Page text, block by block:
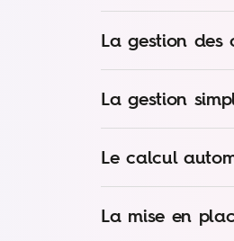
La gestion des
La gestion
Le calcul
La mise en